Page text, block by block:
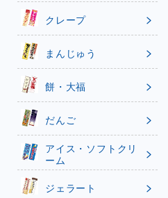
クレープ
まんじゅう
餅・大福
だんご
アイス・ソフトクリ
ーム
ジェラート